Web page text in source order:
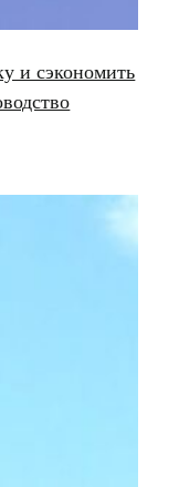
и сэкономить